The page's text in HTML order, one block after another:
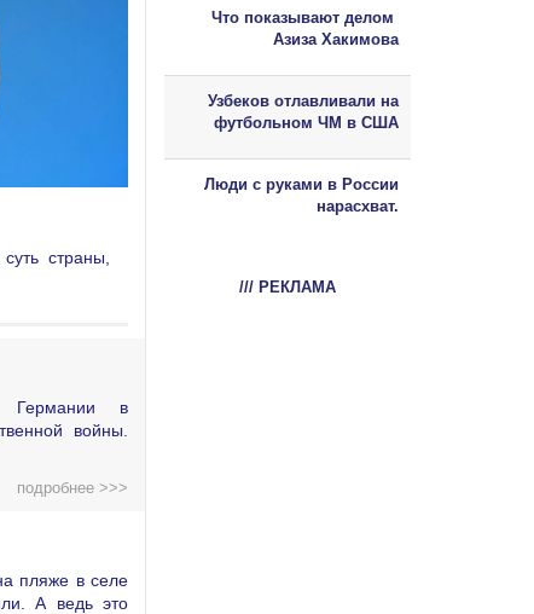
страны,
Германии в
войны.
подробнее >>>
пляже в селе
А ведь это
Что показывают делом
Азиза Хакимова
Узбеков отлавливали на
футбольном ЧМ в США
Люди с руками в России
нарасхват.
/// РЕКЛАМА